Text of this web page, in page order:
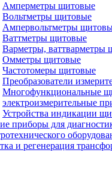
Амперметры щитовые
Вольтметры щитовые
Ампервольтметры
Ваттметры щитовые
Варметры, ваттварметры
Омметры щитовые
Частотомеры щитовые
Преобразователи
Многофункциональные
электроизмерительные
Устройства индикации
приборы для
и регенерация